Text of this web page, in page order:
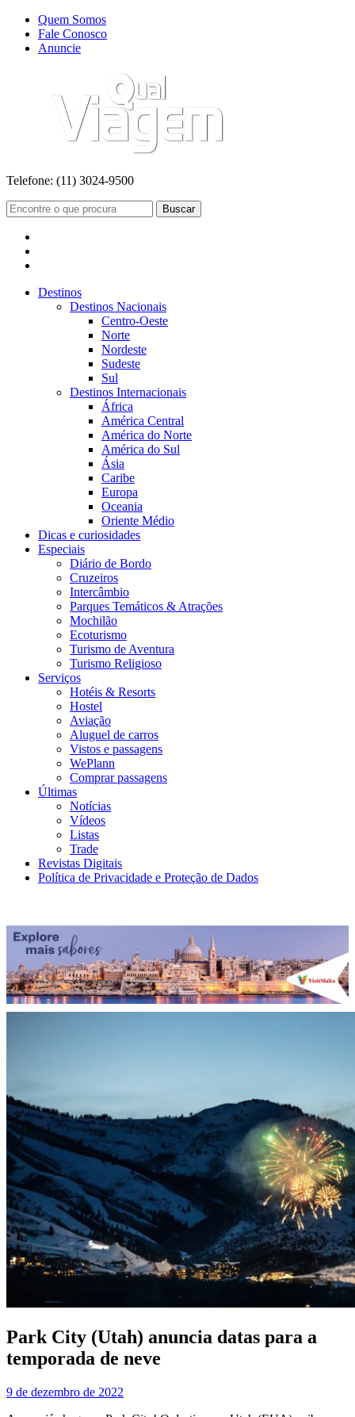
Quem Somos
Fale Conosco
Anuncie
Telefone: (11) 3024-9500
Buscar
Destinos
Destinos Nacionais
Centro-Oeste
Norte
Nordeste
Sudeste
Sul
Destinos Internacionais
África
América Central
América do Norte
América do Sul
Ásia
Caribe
Europa
Oceania
Oriente Médio
Dicas e curiosidades
Especiais
Diário de Bordo
Cruzeiros
Intercâmbio
Parques Temáticos & Atrações
Mochilão
Ecoturismo
Turismo de Aventura
Turismo Religioso
Serviços
Hotéis & Resorts
Hostel
Aviação
Aluguel de carros
Vistos e passagens
WePlann
Comprar passagens
Últimas
Notícias
Vídeos
Listas
Trade
Revistas Digitais
Política de Privacidade e Proteção de Dados
Park City (Utah) anuncia datas para a
temporada de neve
9 de dezembro de 2022